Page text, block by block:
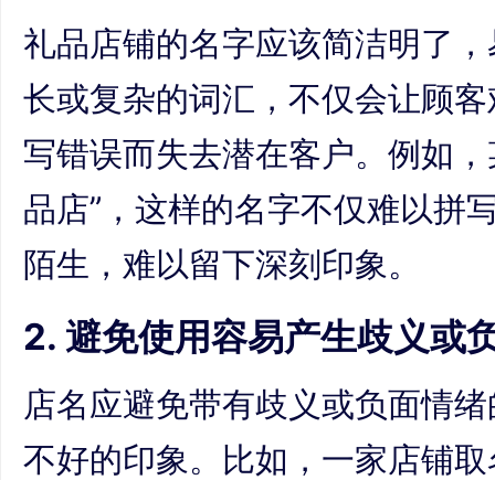
礼品店铺的名字应该简洁明了
长或复杂的词汇，不仅会让顾
写错误而失去潜在客户。例如
品店”，这样的名字不仅难以拼
陌生，难以留下深刻印象。
2. 避免使用容易产生歧义或
店名应避免带有歧义或负面情
不好的印象。比如，一家店铺